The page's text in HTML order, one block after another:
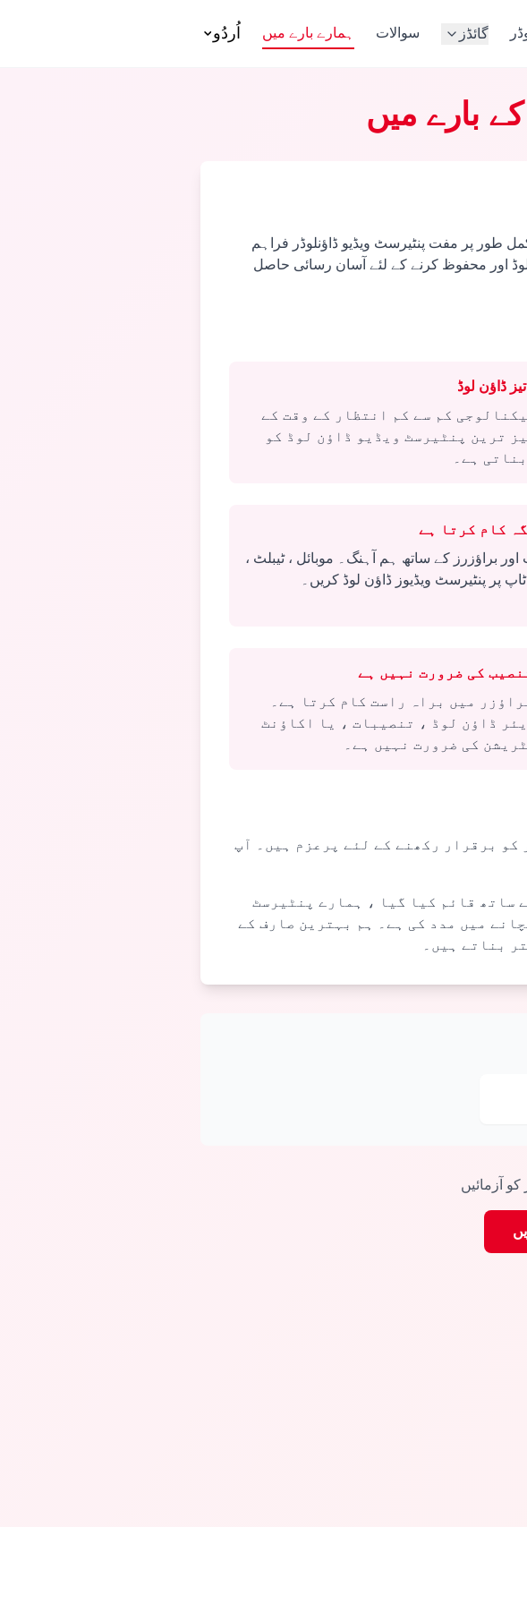
گائڈز سوالات ہمارے بارے میں اُردُو
کے بارے میں
طور پر مفت پنٹیرسٹ ویڈیو ڈاؤنلوڈر فراہم
اور محفوظ کرنے کے لئے آسان رسائی حاصل
ڈاؤن لوڈ
کم سے کم انتظار کے وقت کے
ترین پنٹیرسٹ ویڈیو ڈاؤن لوڈ کو
ہے۔
کام کرتا ہے
اور براؤزرز کے ساتھ ہم آہنگ۔ موبائل ، ٹیبلٹ ،
پر پنٹیرسٹ ویڈیوز ڈاؤن لوڈ کریں۔
کی ضرورت نہیں ہے
میں براہ راست کام کرتا ہے۔
ڈاؤن لوڈ ، تنصیبات ، یا اکاؤنٹ
کی ضرورت نہیں ہے۔
کو برقرار رکھنے کے لئے پرعزم ہیں۔ آپ
ساتھ قائم کیا گیا ، ہمارے پنٹیرسٹ
میں مدد کی ہے۔ ہم بہترین صارف کے
بناتے ہیں۔
کو آزمائیں